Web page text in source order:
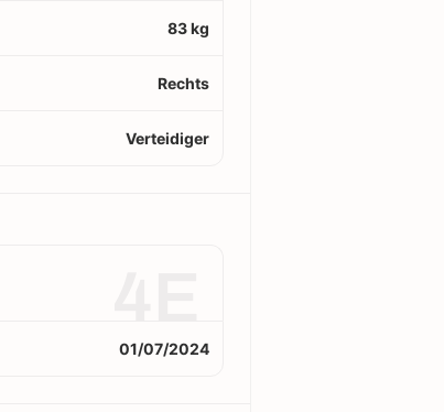
83 kg
Rechts
Verteidiger
01/07/2024